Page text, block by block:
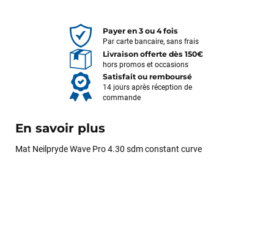
Payer en 3 ou 4 fois
Par carte bancaire, sans frais
Livraison offerte dès 150€
hors promos et occasions
Satisfait ou remboursé
14 jours après réception de
commande
En savoir plus
Mat Neilpryde Wave Pro 4.30 sdm constant curve